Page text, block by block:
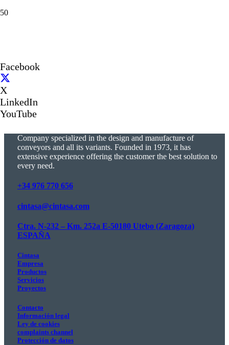
Facebook
X
LinkedIn
YouTube
Company specialized in the design and manufacture of
conveyors and all its variants. Founded in 1973, it has
extensive experience offering the customer the best solution to
every need.
+34 976 770 656
cintasa@cintasa.com
Ctra. N-232 – Km. 252a E-50180 Utebo (Zaragoza)
ESPAÑA
Cintasa
Empresa
Productos
Servicios
Proyectos
Contacto
Información legal
Ley de cookies
complaints channel
Protección de datos